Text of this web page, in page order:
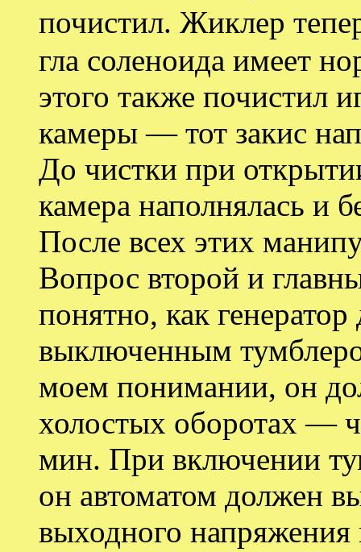
почистил. Жиклер
гла соленоида имеет
этого также почистил
камеры — тот закис
До чистки при
камера наполнялась и
После всех этих
Вопрос второй и
понятно, как
выключенным
моем понимании, он
холостых оборотах —
мин. При включении
он автоматом должен
выходного